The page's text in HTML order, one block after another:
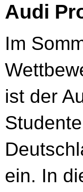
Audi
Im
ist der
ein. In